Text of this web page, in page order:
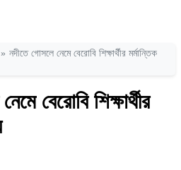
» নদীতে গোসলে নেমে বেরোবি শিক্ষার্থীর মর্মান্তিক
বেরোবি শিক্ষার্থীর